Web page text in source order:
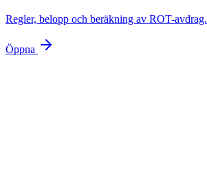
Regler, belopp och beräkning av ROT-avdrag.
Öppna